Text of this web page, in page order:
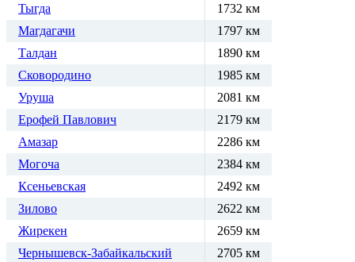
Тыгда
1732 км
Магдагачи
1797 км
Талдан
1890 км
Сковородино
1985 км
Уруша
2081 км
Ерофей Павлович
2179 км
Амазар
2286 км
Могоча
2384 км
Ксеньевская
2492 км
Зилово
2622 км
Жирекен
2659 км
Чернышевск-Забайкальский
2705 км